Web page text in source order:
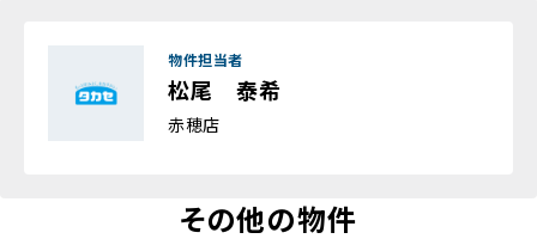
物件担当者
松尾 泰希
赤穂店
その他の物件